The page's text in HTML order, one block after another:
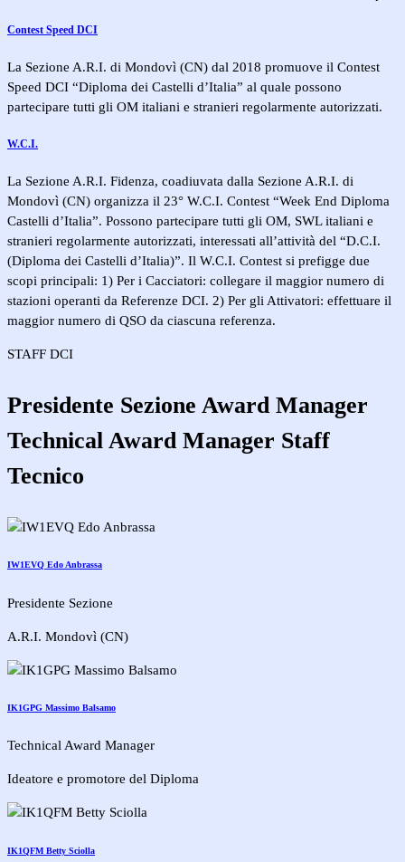
Contest Speed DCI
La Sezione A.R.I. di Mondovì (CN) dal 2018 promuove il Contest
Speed DCI “Diploma dei Castelli d’Italia” al quale possono
partecipare tutti gli OM italiani e stranieri regolarmente autorizzati.
W.C.I.
La Sezione A.R.I. Fidenza, coadiuvata dalla Sezione A.R.I. di
Mondovì (CN) organizza il 23° W.C.I. Contest “Week End Diploma
Castelli d’Italia”. Possono partecipare tutti gli OM, SWL italiani e
stranieri regolarmente autorizzati, interessati all’attività del “D.C.I.
(Diploma dei Castelli d’Italia)”. Il W.C.I. Contest si prefigge due
scopi principali: 1) Per i Cacciatori: collegare il maggior numero di
stazioni operanti da Referenze DCI. 2) Per gli Attivatori: effettuare il
maggior numero di QSO da ciascuna referenza.
STAFF DCI
Presidente Sezione Award Manager
Technical Award Manager Staff
Tecnico
IW1EVQ Edo Anbrassa
Presidente Sezione
A.R.I. Mondovì (CN)
IK1GPG Massimo Balsamo
Technical Award Manager
Ideatore e promotore del Diploma
IK1QFM Betty Sciolla